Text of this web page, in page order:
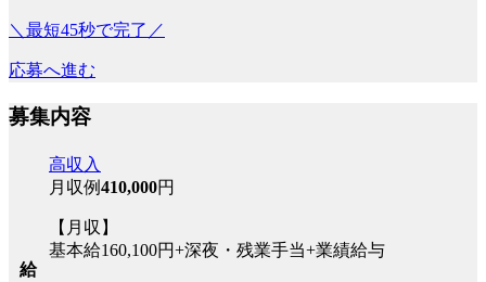
＼最短45秒で完了／
応募へ進む
募集内容
給
高収入
月収例410,000円
【月収】
基本給160,100円+深夜・残業手当+業績給与